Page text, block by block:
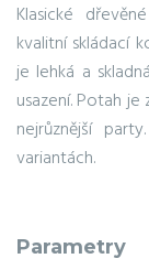
Klasické
kvalitní skládací
je lehká a
usazení. Potah
nejrůznější
variantách.
Parametry